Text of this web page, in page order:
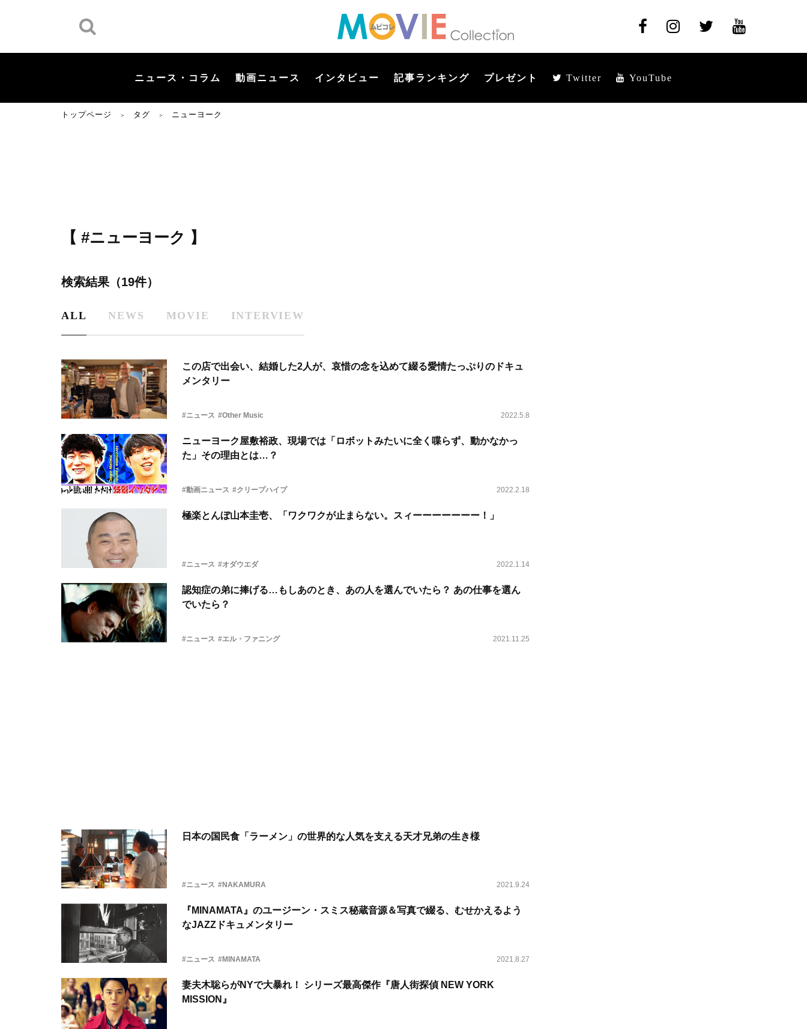
ニュース・コラム 動画ニュース インタビュー 記事ランキング プレゼント Twitter YouTube
トップページ ＞ タグ ＞ ニューヨーク
【 #ニューヨーク 】
検索結果（19件）
ALL NEWS MOVIE INTERVIEW
この店で出会い、結婚した2人が、哀惜の念を込めて綴る愛情たっぷりのドキュ
メンタリー
#ニュース #Other Music 2022.5.8
ニューヨーク屋敷裕政、現場では「ロボットみたいに全く喋らず、動かなかっ
た」その理由とは…？
#動画ニュース #クリープハイプ 2022.2.18
極楽とんぼ山本圭壱、「ワクワクが止まらない。スィーーーーーーー！」
#ニュース #オダウエダ 2022.1.14
認知症の弟に捧げる…もしあのとき、あの人を選んでいたら？ あの仕事を選ん
でいたら？
#ニュース #エル・ファニング 2021.11.25
日本の国民食「ラーメン」の世界的な人気を支える天才兄弟の生き様
#ニュース #NAKAMURA 2021.9.24
『MINAMATA』のユージーン・スミス秘蔵音源＆写真で綴る、むせかえるよう
なJAZZドキュメンタリー
#ニュース #MINAMATA 2021.8.27
妻夫木聡らがNYで大暴れ！ シリーズ最高傑作『唐人街探偵 NEW YORK
MISSION』